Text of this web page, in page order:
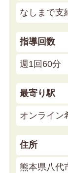
なしまで支
指導回数
週1回60分
最寄り駅
オンライン
住所
熊本県八代